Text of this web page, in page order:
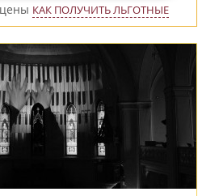
цены КАК ПОЛУЧИТЬ ЛЬГОТНЫЕ